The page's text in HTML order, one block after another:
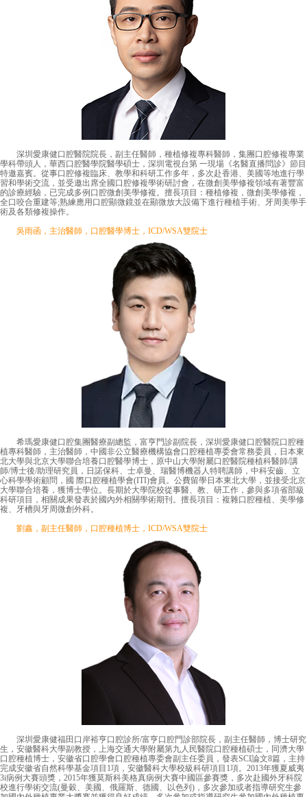
深圳愛康健口腔醫院院長，副主任醫師，種植修複專科醫師，集團口腔修複專業
學科帶頭人，華西口腔醫學院醫學碩士，深圳電視台第 一現場《名醫直播問診》節目
特邀嘉賓。從事口腔修複臨床、教學和科研工作多年，多次赴香港、美國等地進行學
習和學術交流，並受邀出席全國口腔修複學術研討會，在微創美學修複領域有著豐富
的診療經驗，已完成多例口腔微創美學修複。擅長項目：種植修複，微創美學修複，
全口咬合重建等;熟練應用口腔顯微鏡並在顯微放大設備下進行種植手術、牙周美學手
術及各類修複操作。
吳雨函，主治醫師，口腔醫學博士，ICD/WSA雙院士
希瑪愛康健口腔集團醫療副總監，富亨門診副院長，深圳愛康健口腔醫院口腔種
植專科醫師，主治醫師，中國非公立醫療機構協會口腔種植專委會常務委員，日本東
北大學與北京大學聯合培養口腔醫學博士，原中山大學附屬口腔醫院種植科醫師/講
師/博士後/助理研究員，日諾保科、士卓曼、瑞醫博機器人特聘講師，中科安齒、立
心科學學術顧問，國 際口腔種植學會(ITI)會員。公費留學日本東北大學，並接受北京
大學聯合培養，獲博士學位。長期於大學院校從事醫、教、研工作，參與多項省部級
科研項目，相關成果發表於國內外相關學術期刊。擅長項目：複雜口腔種植、美學修
複、牙槽與牙周微創外科。
劉鑫，副主任醫師，口腔種植博士，ICD/WSA雙院士
深圳愛康健福田口岸裕亨口腔診所/富亨口腔門診部院長，副主任醫師，博士研究
生，安徽醫科大學副教授，上海交通大學附屬第九人民醫院口腔種植碩士，同濟大學
口腔種植博士，安徽省口腔學會口腔種植專委會副主任委員，發表SCI論文8篇，主持
完成安徽省自然科學基金項目1項，安徽醫科大學校級科研項目1項。2013年獲夏威夷
3i病例大賽頭獎，2015年獲莫斯科美格真病例大賽中國區參賽獎，多次赴國外牙科院
校進行學術交流(曼穀、美國、俄羅斯、德國、以色列)，多次參加或者指導研究生參